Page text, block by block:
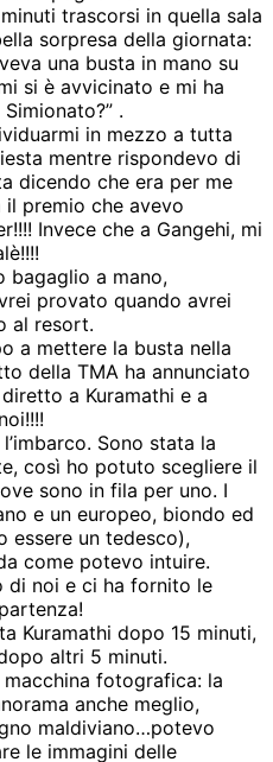
trascorsi in quella sala
sorpresa della giornata:
una busta in mano su
si è avvicinato e mi ha
.
in mezzo a tutta
mentre rispondevo di
dicendo che era per me
il premio che avevo
Invece che a Gangehi, mi
bagaglio a mano,
provato quando avrei
al resort.
a mettere la busta nella
della TMA ha annunciato
a Kuramathi e a
Sono stata la
così ho potuto scegliere il
sono in fila per uno. I
e un europeo, biondo ed
essere un tedesco),
come potevo intuire.
di noi e ci ha fornito le
Kuramathi dopo 15 minuti,
altri 5 minuti.
fotografica: la
anche meglio,
maldiviano…potevo
le immagini delle